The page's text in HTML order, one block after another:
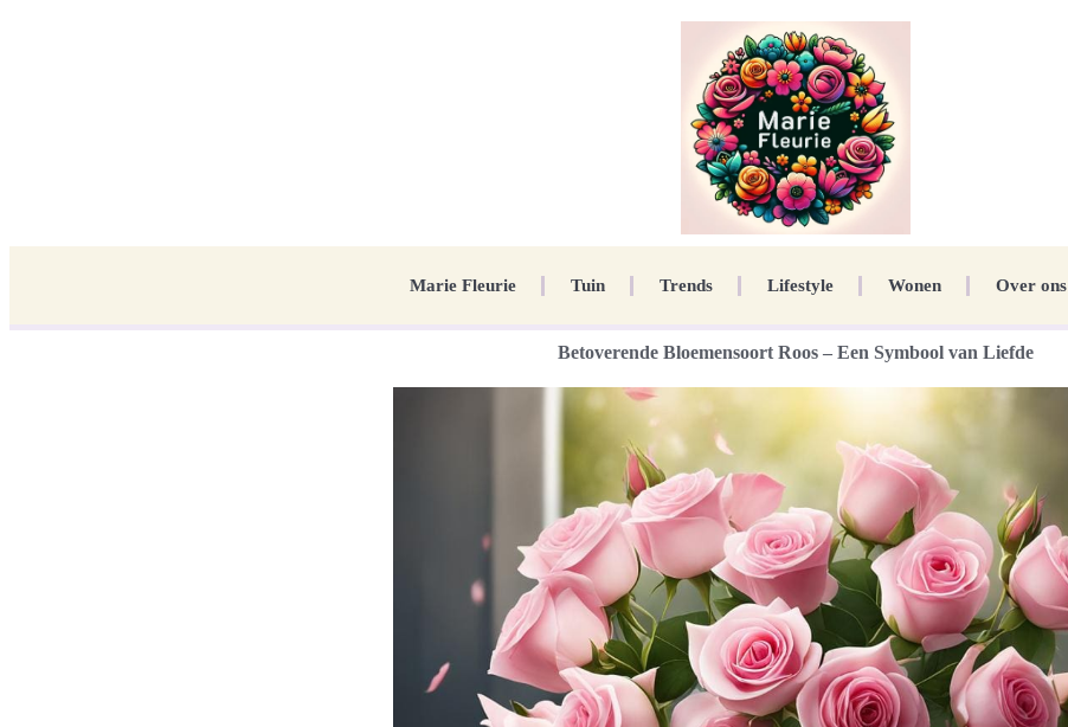
Marie Fleurie Tuin Trends Lifestyle Wonen Over ons
Betoverende Bloemensoort Roos – Een Symbool van Liefde